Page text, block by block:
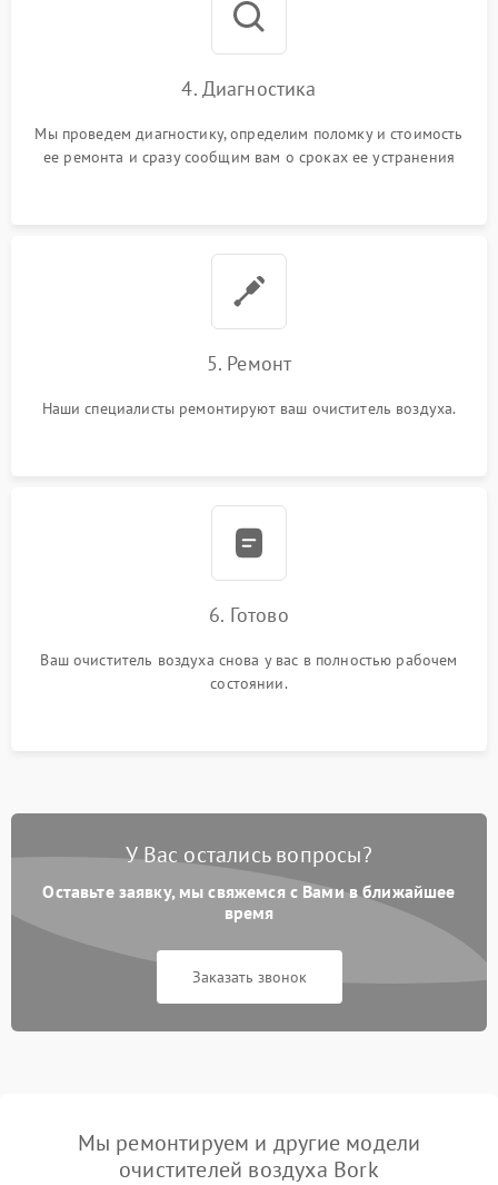
4. Диагностика
Мы проведем диагностику, определим поломку и стоимость
ее ремонта и сразу сообщим вам о сроках ее устранения
5. Ремонт
Наши специалисты ремонтируют ваш очиститель воздуха.
6. Готово
Ваш очиститель воздуха снова у вас в полностью рабочем
состоянии.
У Вас остались вопросы?
Оставьте заявку, мы свяжемся с Вами в ближайшее
время
Заказать звонок
Мы ремонтируем и другие модели
очистителей воздуха Bork